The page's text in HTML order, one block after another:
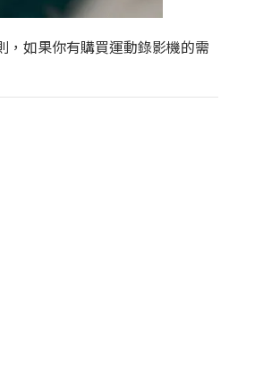
如果你有購買運動錄影機的需